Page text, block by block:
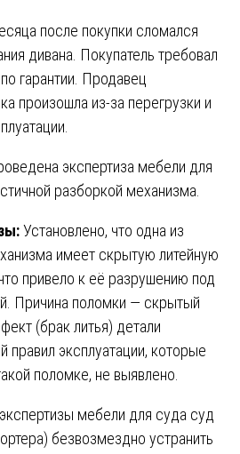
после покупки сломался
дивана. Покупатель требовал
гарантии. Продавец
произошла из-за перегрузки и
экспертиза мебели для
разборкой механизма.
Установлено, что одна из
имеет скрытую литейную
привело к её разрушению под
Причина поломки — скрытый
(брак литья) детали
правил эксплуатации, которые
поломке, не выявлено.
мебели для суда суд
безвозмездно устранить